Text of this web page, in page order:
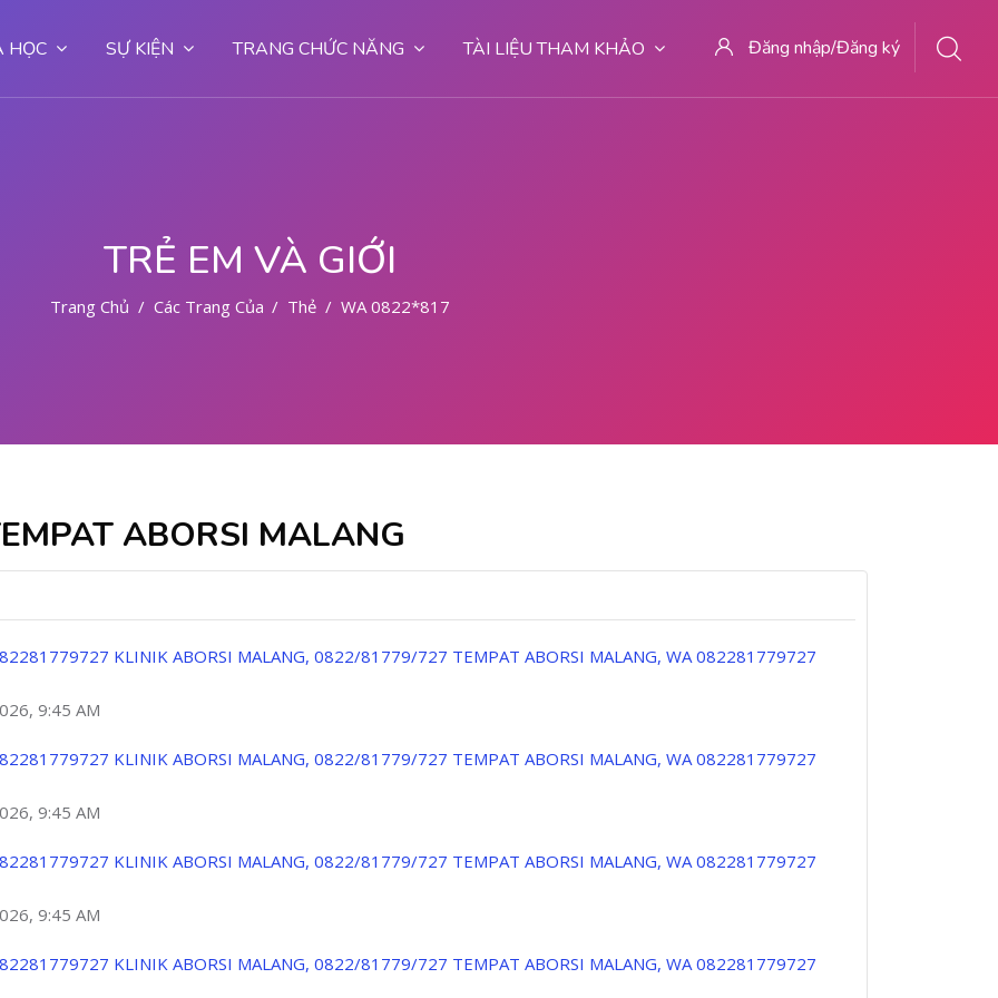
HỌC SỰ KIỆN TRANG CHỨC NĂNG TÀI LIỆU THAM KHẢO Đăng nhập/Đăng ký
TRẺ EM VÀ GIỚI
Trang Chủ Các Trang Của Hệ Thống
Thẻ WA 0822*81779*727 TEMPAT ABORSI MALANG
ABORSI MALANG
KLINIK ABORSI MALANG, 0822/81779/727 TEMPAT ABORSI MALANG, WA 082281779727
9:45 AM
KLINIK ABORSI MALANG, 0822/81779/727 TEMPAT ABORSI MALANG, WA 082281779727
9:45 AM
KLINIK ABORSI MALANG, 0822/81779/727 TEMPAT ABORSI MALANG, WA 082281779727
9:45 AM
KLINIK ABORSI MALANG, 0822/81779/727 TEMPAT ABORSI MALANG, WA 082281779727